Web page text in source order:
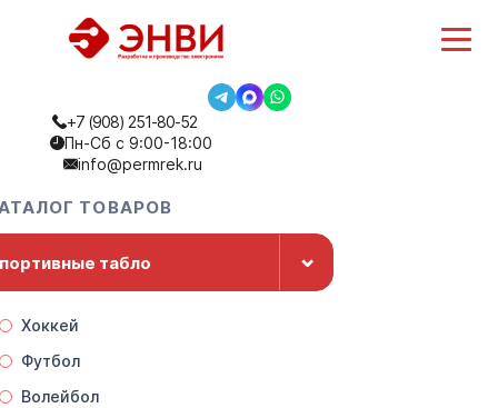
+7 (908) 251-80-52
Пн-Сб с 9:00-18:00
info@permrek.ru
ТОВАРОВ
табло ⌄
Хоккей
Футбол
Волейбол